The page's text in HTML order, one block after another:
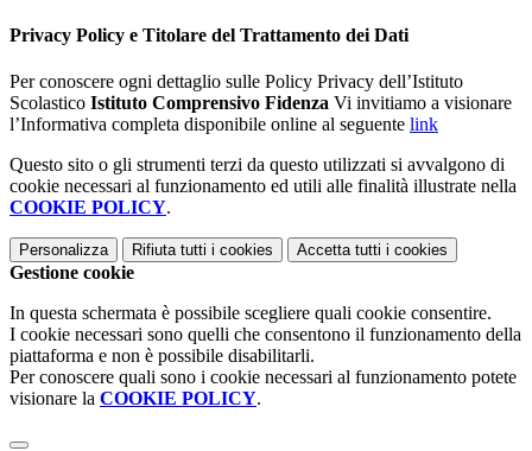
Privacy Policy e Titolare del Trattamento dei Dati
Per conoscere ogni dettaglio sulle Policy Privacy dell’Istituto
Scolastico Istituto Comprensivo Fidenza Vi invitiamo a visionare
l’Informativa completa disponibile online al seguente link
Questo sito o gli strumenti terzi da questo utilizzati si avvalgono di
cookie necessari al funzionamento ed utili alle finalità illustrate nella
COOKIE POLICY.
Personalizza Rifiuta tutti i cookies Accetta tutti i cookies
Gestione cookie
In questa schermata è possibile scegliere quali cookie consentire.
I cookie necessari sono quelli che consentono il funzionamento della
piattaforma e non è possibile disabilitarli.
Per conoscere quali sono i cookie necessari al funzionamento potete
visionare la COOKIE POLICY.